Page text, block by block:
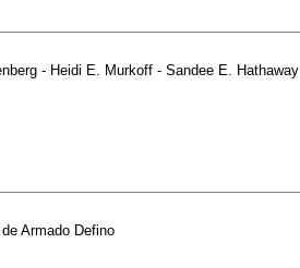
- Heidi E. Murkoff - Sandee E. Hathaway
de Armado Defino